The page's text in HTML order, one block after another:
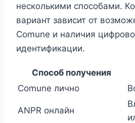
несколькими способами.
вариант зависит от
Comune и наличия
идентификации.
Способ получения
Comune лично
ANPR онлайн